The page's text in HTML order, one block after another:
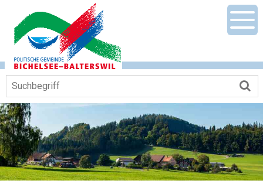
Navigieren in Gemeinde Bichelsee-
Schnellnavigation
Mobile Hauptnavigation
Suchbegriff